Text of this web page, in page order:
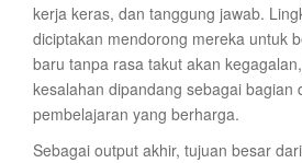
kerja keras, dan tanggung jawab.
diciptakan mendorong mereka untuk
baru tanpa rasa takut akan
kesalahan dipandang sebagai bagian
pembelajaran yang berharga.
Sebagai output akhir, tujuan besar